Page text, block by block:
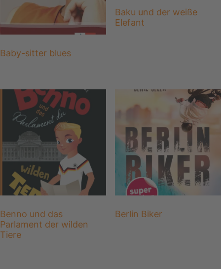
Baby-sitter blues
Baku und der weiße
Elefant
Benno und das
Parlament der wilden
Tiere
Berlin Biker